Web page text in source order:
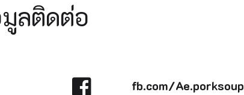
ลติดต่อ
fb.com/Ae.porksoup